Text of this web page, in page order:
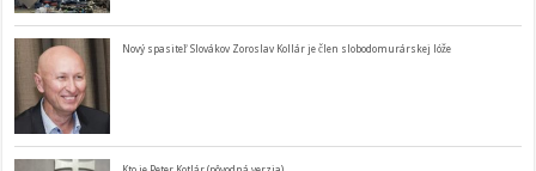
Nový spasiteľ Slovákov Zoroslav Kollár je člen slobodomurárskej lóže